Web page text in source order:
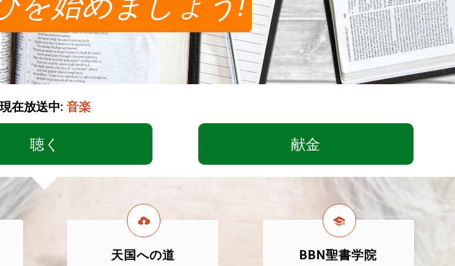
現在放送中: 音楽
聴く 献金
天国への道 BBN聖書学院